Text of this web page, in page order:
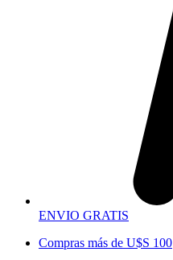
ENVIO GRATIS
Compras más de U$S 100